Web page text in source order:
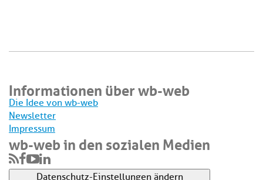
Informationen über wb-web
Die Idee von wb-web
Newsletter
Impressum
wb-web in den sozialen Medien
Datenschutz-Einstellungen ändern